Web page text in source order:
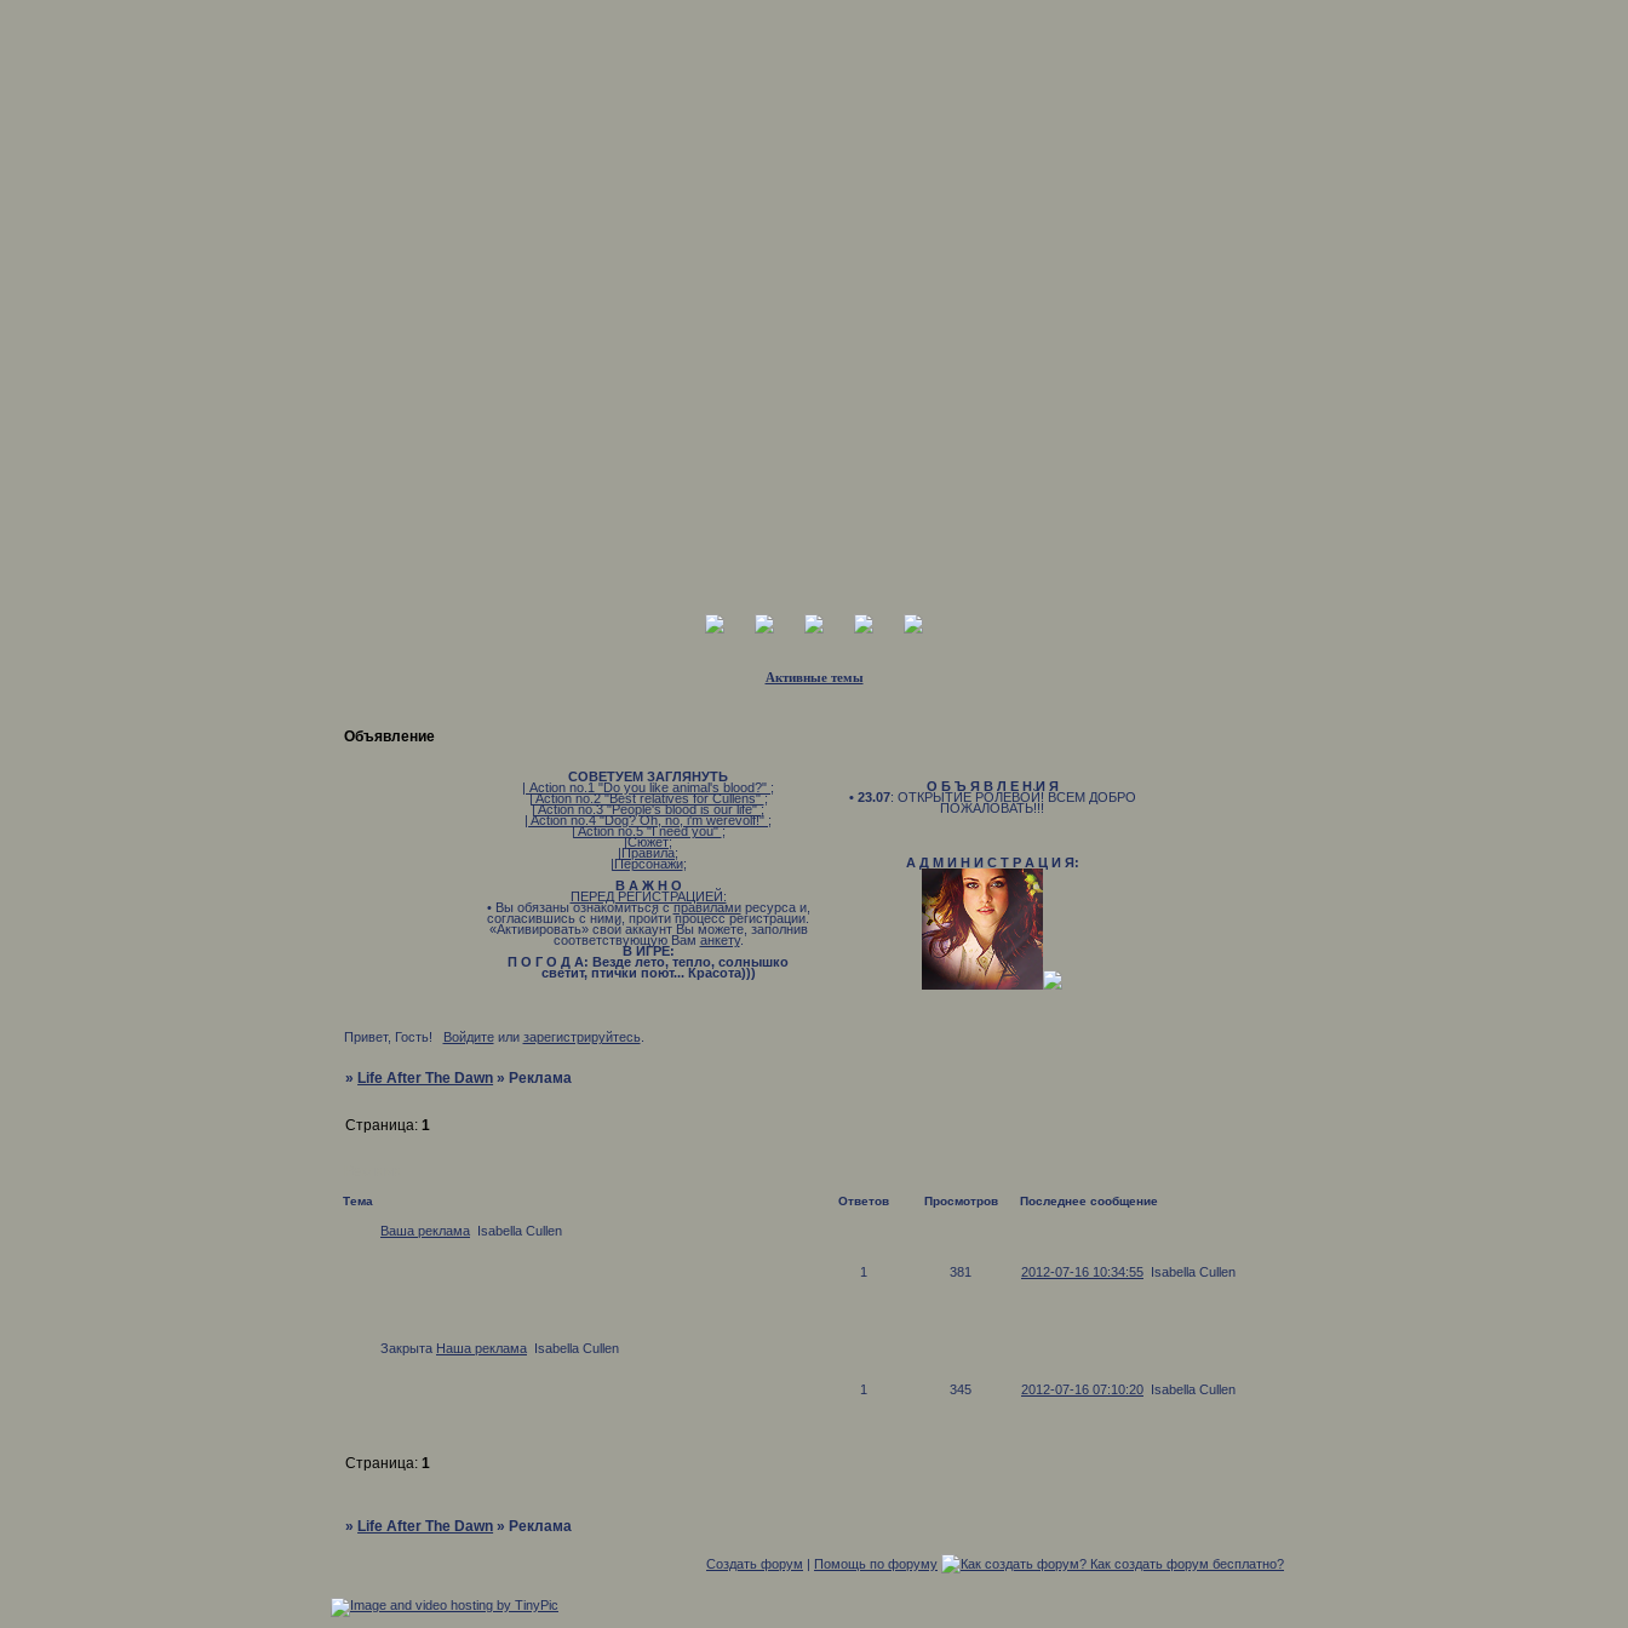
Активные темы
Объявление
СОВЕТУЕМ ЗАГЛЯНУТЬ
| Action no.1 "Do you like animal's blood?" ;
| Action no.2 "Best relatives for Cullens";
| Action no.3 "People's blood is our life";
| Action no.4 "Dog? Oh, no, i'm werevolf!" ;
| Action no.5 "I need you";
|Сюжет;
|Правила;
|Персонажи;
В А Ж Н О
ПЕРЕД РЕГИСТРАЦИЕЙ:
• Вы обязаны ознакомиться справиламиресурса и,
согласившись с ними, пройти процесс регистрации.
«Активировать» свой аккаунт Вы можете, заполнив
соответствующую Вам анкету.
В ИГРЕ:
П О Г О Д А: Везде лето, тепло, солнышко
светит, птички поют... Красота)))
О Б Ъ Я В Л Е Н И Я
• 23.07: ОТКРЫТИЕ РОЛЕВОЙ! ВСЕМ ДОБРО
ПОЖАЛОВАТЬ!!!
А Д М И Н И С Т Р А Ц И Я:
Привет, Гость! Войдитеили зарегистрируйтесь.
» Life After The Dawn » Реклама
Страница:1
Тема Ответов Просмотров Последнее сообщение
Ваша реклама Isabella Cullen
1 381 2012-07-16 10:34:55 Isabella Cullen
Закрыта Наша реклама Isabella Cullen
1 345 2012-07-16 07:10:20 Isabella Cullen
Страница:1
»Life After The Dawn »Реклама
Создать форум | Помощь по форуму